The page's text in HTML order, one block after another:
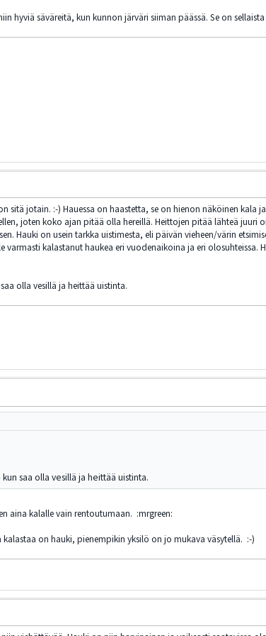
hyviä säväreitä, kun kunnon järväri siiman päässä. Se on
sitä jotain. :-) Hauessa on haastetta, se on hienon näköinen kala
joten koko ajan pitää olla hereillä. Heittojen pitää lähteä juuri
Hauki on usein tarkka uistimesta, eli päivän vieheen/värin
kalastanut haukea eri vuodenaikoina ja eri olosuhteissa.
olla vesillä ja heittää uistinta.
saa olla vesillä ja heittää uistinta.
aina kalalle vain rentoutumaan. :mrgreen:
on hauki, pienempikin yksilö on jo mukava väsytellä. :-)